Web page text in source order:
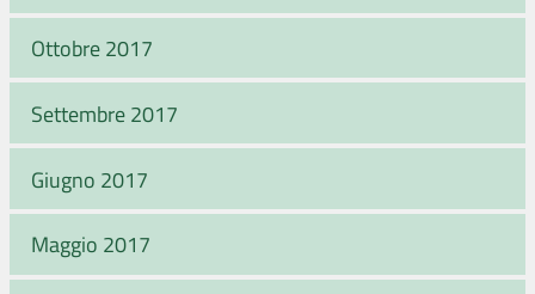
Ottobre 2017
Settembre 2017
Giugno 2017
Maggio 2017